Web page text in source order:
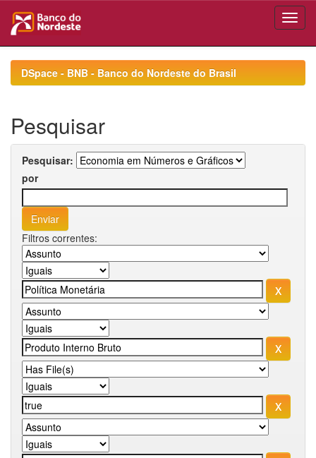
navigationDSpace - BNB - Banco do Nordeste do Brasil
Pesquisar
Pesquisar:
por
Filtros correntes: